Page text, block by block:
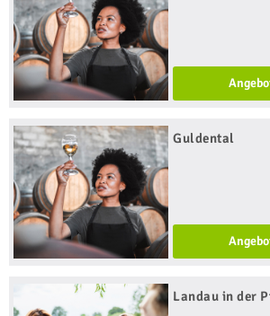
Guldental
Landau in der